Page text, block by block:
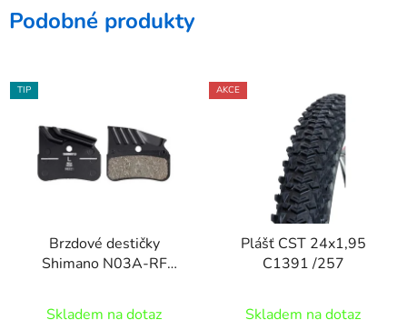
Podobné produkty
TIP
Brzdové destičky
Shimano N03A-RF
Skladem na dotaz
AKCE
Plášť CST 24x1,95
C1391 /257
Skladem na dotaz